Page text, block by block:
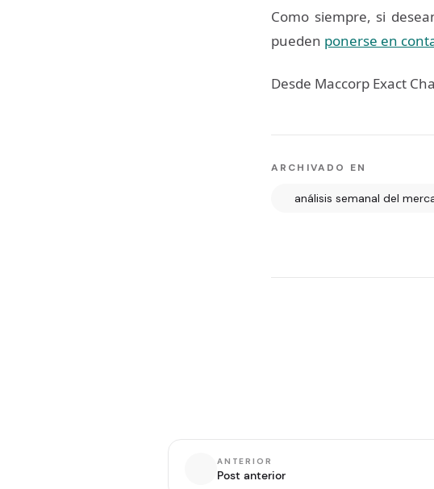
Como siempre, si
pueden ponerse en
Desde Maccorp Exact
ARCHIVADO EN
análisis semanal del
ANTERIOR
Post anterior